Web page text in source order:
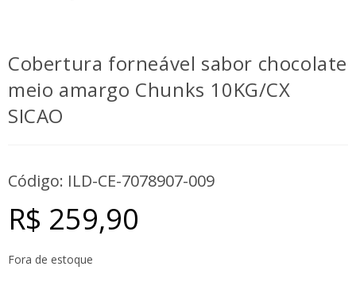
Cobertura forneável sabor chocolate
meio amargo Chunks 10KG/CX
SICAO
Código: ILD-CE-7078907-009
R$ 259,90
Fora de estoque